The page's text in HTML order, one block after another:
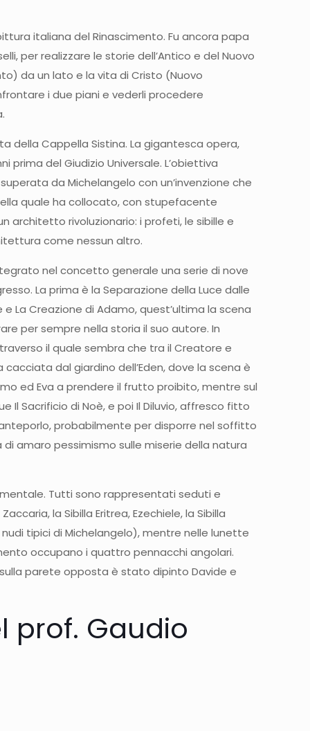
italiana del Rinascimento. Fu ancora papa
per realizzare le storie dell’Antico e del Nuovo
da un lato e la vita di Cristo (Nuovo
i due piani e vederli procedere
della Cappella Sistina. La gigantesca opera,
del Giudizio Universale. L’obiettiva
da Michelangelo con un’invenzione che
quale ha collocato, con stupefacente
architetto rivoluzionario: i profeti, le sibille e
come nessun altro.
nel concetto generale una serie di nove
La prima è la Separazione della Luce dalle
La Creazione di Adamo, quest’ultima la scena
per sempre nella storia il suo autore. In
il quale sembra che tra il Creatore e
dal giardino dell’Eden, dove la scena è
ed Eva a prendere il frutto proibito, mentre sul
Il Sacrificio di Noè, e poi Il Diluvio, affresco fitto
probabilmente per disporre nel soffitto
di amaro pessimismo sulle miserie della natura
Tutti sono rappresentati seduti e
la Sibilla Eritrea, Ezechiele, la Sibilla
tipici di Michelangelo), mentre nelle lunette
occupano i quattro pennacchi angolari.
parete opposta è stato dipinto Davide e
prof. Gaudio